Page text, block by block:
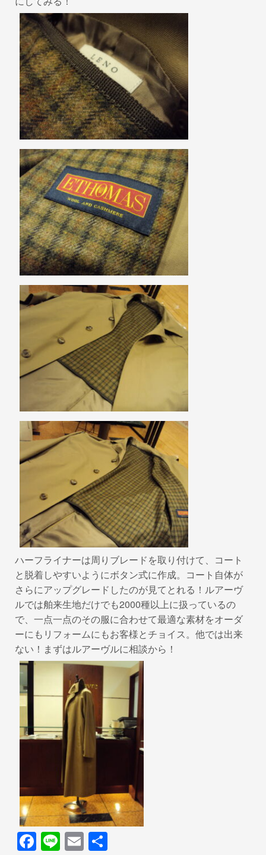
ハーフライナーは周りブレードを取り付けて、コート
と脱着しやすいようにボタン式に作成。コート自体が
さらにアップグレードしたのが見てとれる！ルアーヴ
ルでは舶来生地だけでも2000種以上に扱っているの
で、一点一点のその服に合わせて最適な素材をオーダ
ーにもリフォームにもお客様とチョイス。他では出来
ない！まずはルアーヴルに相談から！
F Li E